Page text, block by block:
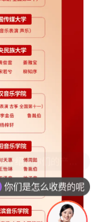
你们是怎么收费的呢
现在有优惠活动吗